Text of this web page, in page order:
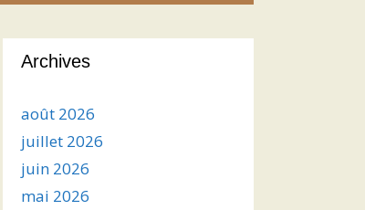
Archives
août 2026
juillet 2026
juin 2026
mai 2026